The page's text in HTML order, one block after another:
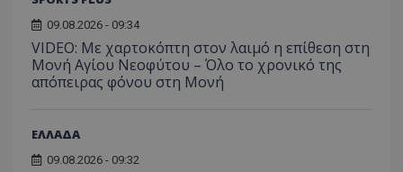
09.08.2026 - 09:34
VIDEO: Με χαρτοκόπτη στον λαιμό η επίθεση στη
Μονή Αγίου Νεοφύτου – Όλο το χρονικό της
απόπειρας φόνου στη Μονή
ΕΛΛΑΔΑ
09.08.2026 - 09:32